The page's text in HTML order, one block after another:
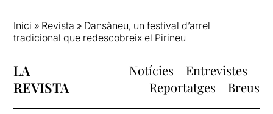
Inici » Revista » Dansàneu, un festival d’arrel
tradicional que redescobreix el Pirineu
LA
REVISTA
Notícies
Entrevistes
Reportatges
Breus